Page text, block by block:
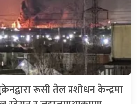
रूसी तेल प्रशोधन केन्द्रमा